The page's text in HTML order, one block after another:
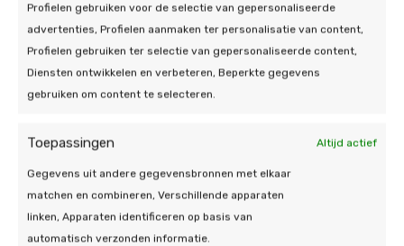
Profielen gebruiken voor de selectie van gepersonaliseerde
advertenties, Profielen aanmaken ter personalisatie van content,
Profielen gebruiken ter selectie van gepersonaliseerde content,
Diensten ontwikkelen en verbeteren, Beperkte gegevens
gebruiken om content te selecteren.
Toepassingen Altijd actief
Gegevens uit andere gegevensbronnen met elkaar
matchen en combineren, Verschillende apparaten
linken, Apparaten identificeren op basis van
automatisch verzonden informatie.
vermogen van de warmtepomp.
U vraagt de ISDE aan via RVO, nadat de
warmtepomp is geplaatst. U heeft daarbij onder
andere een factuur en meldcode nodig. Geen
zorgen dat u precies weet wat u moet aanleveren,
Tip: in sommige gemeenten zijn er extra regelingen,
zoals een Stimuleringslening Energie. Daarmee kunt